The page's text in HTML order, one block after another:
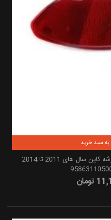
به سبد خرید
شبرنگ سپر عقب سمت چپ پورشه کاین سال های 2011 تا 2014